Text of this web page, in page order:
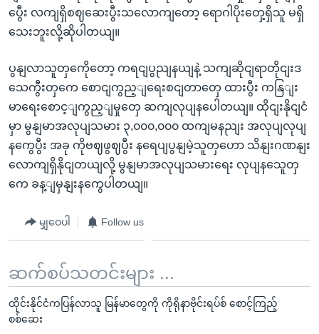
ပွေီး လကျရှိစဈဆေးပွီးသလောကျတော့ ရောဂါပိုးတှေ့ရှိသူ မရှိ
သေးဘူးလို့ဆိုပါတယျ။
ပွနျလာသူတှကေိုတော့ ကရငျပွညျနယျနဲ့ သကျဆိုငျရာတိုငျးဒ
သေကွီးတှကေ စောငျကွည့ျရေးစငျတာတှေ ထားပွီး ကနြျး
မာရေးစောင့ျကွည့ျမှုတှေ ဆကျလုပျနပေါတယျ။ ထိုငျးနိုငျငံ
မှာ မွနျမာအလုပျသမား ၃,၀၀၀,၀၀၀ ထကျမနညျး အလုပျလုပျ
နကွေပွီး အခု ကိုဗဈဖွဈပွီး နရေပျပွနျမဲ့သူတှဟော သိနျးဂဏနျး
လောကျရှိနိုငျတယျလို့ မွနျမာအလုပျသမားရေး လုပျနသေူတှ
ကေ ခန့ျမှနျးနကွေပါတယျ။
မျှဝေပါ Follow us
ဆက်စပ်သတင်းများ ...
ထိုင်းနိုင်ငံကပြန်လာသူ မြန်မာတွေကို ကိုရိုနာဗိုင်းရပ်စ် စောင့်ကြည့်
စစ်ဆေး